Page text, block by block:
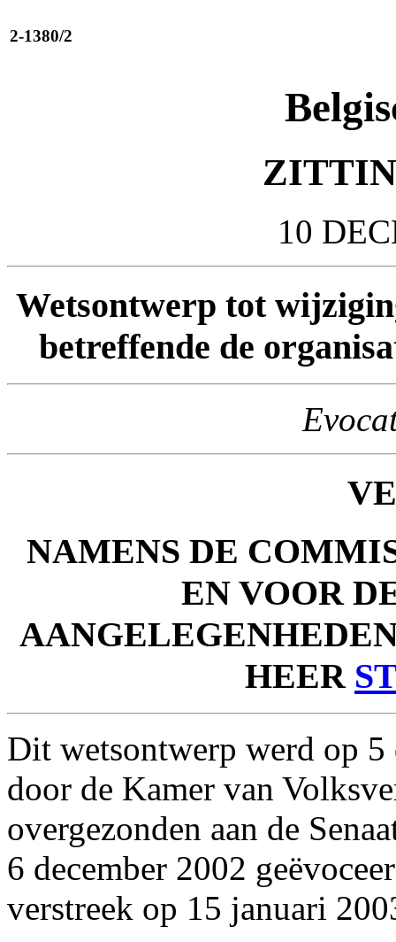
2-1380/2
10
Wetsontwerp tot
betreffende de
NAMENS DE
EN VOOR
HEER
Dit wetsontwerp werd op 5
door de Kamer van
overgezonden aan de
6 december 2002
verstreek op 15 januari